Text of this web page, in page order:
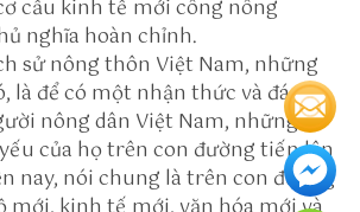
cấu kinh tế mới công nông
nghĩa hoàn chỉnh.
sử nông thôn Việt Nam, những
là để có một nhận thức và đánh
nông dân Việt Nam, những
của họ trên con đường tiến lên
nay, nói chung là trên con đường